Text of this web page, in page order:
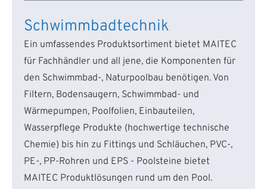
Schwimmbadtechnik
Ein umfassendes Produktsortiment bietet MAITEC
für Fachhändler und all jene, die Komponenten für
den Schwimmbad-, Naturpoolbau benötigen. Von
Filtern, Bodensaugern, Schwimmbad- und
Wärmepumpen, Poolfolien, Einbauteilen,
Wasserpflege Produkte (hochwertige technische
Chemie) bis hin zu Fittings und Schläuchen, PVC-,
PE-, PP-Rohren und EPS - Poolsteine bietet
MAITEC Produktlösungen rund um den Pool.